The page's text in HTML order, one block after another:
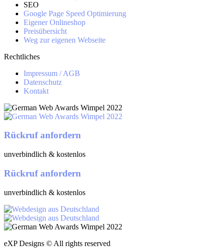
SEO
Google Page Speed Optimierung
Eigener Onlineshop
Preisübersicht
Weg zur eigenen Webseite
Rechtliches
Impressum / AGB
Datenschutz
Kontakt
Rückruf anfordern
unverbindlich & kostenlos
Rückruf anfordern
unverbindlich & kostenlos
eXP Designs © All rights reserved